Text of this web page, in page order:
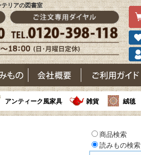
リアの図書室
アンティーク風家具 雑貨 絨毯
商品検索
読みもの検索